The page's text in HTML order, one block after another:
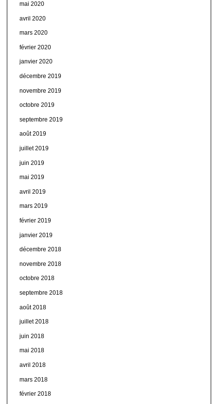
mai 2020
avril 2020
mars 2020
février 2020
janvier 2020
décembre 2019
novembre 2019
octobre 2019
septembre 2019
août 2019
juillet 2019
juin 2019
mai 2019
avril 2019
mars 2019
février 2019
janvier 2019
décembre 2018
novembre 2018
octobre 2018
septembre 2018
août 2018
juillet 2018
juin 2018
mai 2018
avril 2018
mars 2018
février 2018